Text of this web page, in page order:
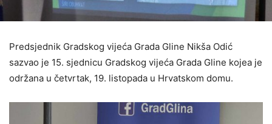
Predsjednik Gradskog vijeća Grada Gline Nikša Odić
sazvao je 15. sjednicu Gradskog vijeća Grada Gline kojea je
održana u četvrtak, 19. listopada u Hrvatskom domu.